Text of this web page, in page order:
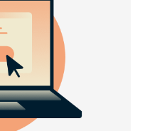
em todos os
nós